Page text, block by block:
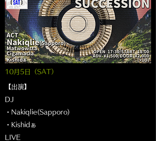
10月5日（SAT）
【出演】
DJ
・Nakiqlie(Sapporo)
・Kishidぁ
LIVE